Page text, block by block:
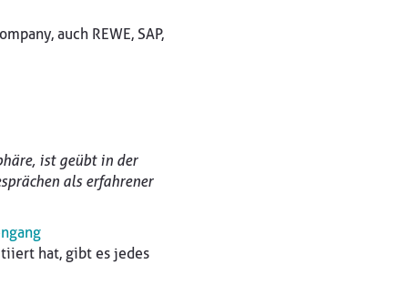
auch REWE, SAP,
ist geübt in der
als erfahrener
hat, gibt es jedes